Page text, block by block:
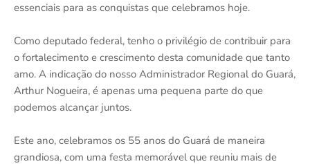
essenciais para as conquistas que celebramos hoje.
Como deputado federal, tenho o privilégio de contribuir para
o fortalecimento e crescimento desta comunidade que tanto
amo. A indicação do nosso Administrador Regional do Guará,
Arthur Nogueira, é apenas uma pequena parte do que
podemos alcançar juntos.
Este ano, celebramos os 55 anos do Guará de maneira
grandiosa, com uma festa memorável que reuniu mais de